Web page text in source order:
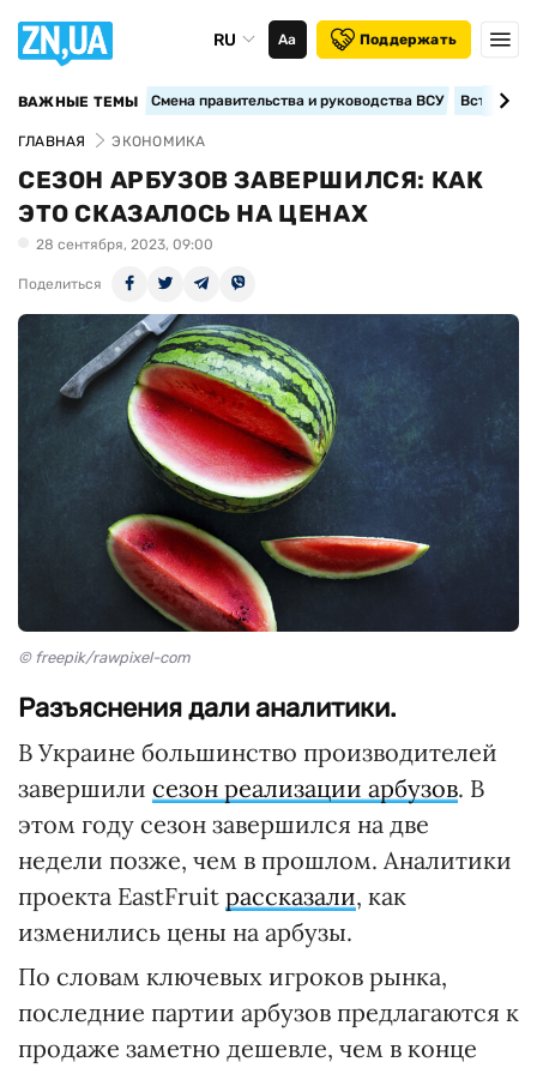
RU Аа Поддержать
ВАЖНЫЕ ТЕМЫ Смена правительства и руководства ВСУ
ГЛАВНАЯ ЭКОНОМИКА
СЕЗОН АРБУЗОВ ЗАВЕРШИЛСЯ: КАК
ЭТО СКАЗАЛОСЬ НА ЦЕНАХ
28 сентября, 2023, 09:00
Поделиться
© freepik/rawpixel-com
Разъяснения дали аналитики.
В Украине большинство производителей
завершили сезон реализации арбузов. В
этом году сезон завершился на две
недели позже, чем в прошлом. Аналитики
проекта EastFruit рассказали, как
изменились цены на арбузы.
По словам ключевых игроков рынка,
последние партии арбузов предлагаются к
продаже заметно дешевле, чем в конце